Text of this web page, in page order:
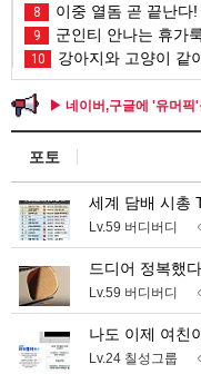
8 이중 열돔 곧 끝난다!
9 군인티 안나는 휴가
10 강아지와 고양이 같
▶ 네이버,구글에 '유머픽
포토
세계 담배 시총
Lv.59 버디버디
드디어 정복했
Lv.59 버디버디
나도 이제 여친
Lv.24 칠성그룹